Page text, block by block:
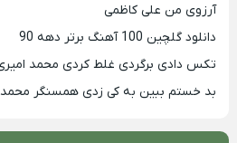
آرزوی من علی کاظمی
دانلود گلچین 100 آهنگ برتر دهه 90
تکس دادی برگردی غلط کردی محمد
بد خستم ببین به کی زدی همسنگر محمد